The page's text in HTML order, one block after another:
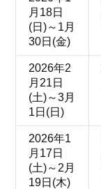
月18日
(日)～1月
30日(金)
2026年2
月21日
(土)～3月
1日(日)
2026年1
月17日
(土)～2月
19日(木)